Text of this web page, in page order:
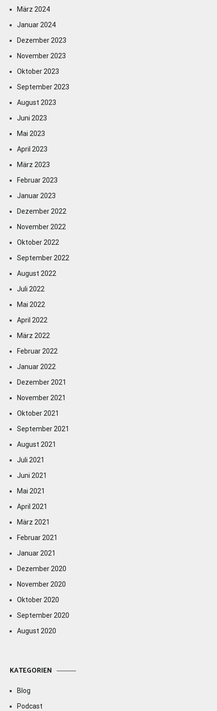
März 2024
Januar 2024
Dezember 2023
November 2023
Oktober 2023
September 2023
August 2023
Juni 2023
Mai 2023
April 2023
März 2023
Februar 2023
Januar 2023
Dezember 2022
November 2022
Oktober 2022
September 2022
August 2022
Juli 2022
Mai 2022
April 2022
März 2022
Februar 2022
Januar 2022
Dezember 2021
November 2021
Oktober 2021
September 2021
August 2021
Juli 2021
Juni 2021
Mai 2021
April 2021
März 2021
Februar 2021
Januar 2021
Dezember 2020
November 2020
Oktober 2020
September 2020
August 2020
KATEGORIEN
Blog
Podcast